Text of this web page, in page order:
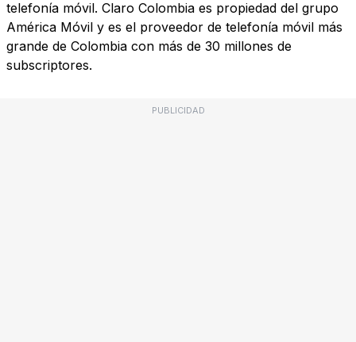
telefonía móvil. Claro Colombia es propiedad del grupo
América Móvil y es el proveedor de telefonía móvil más
grande de Colombia con más de 30 millones de
subscriptores.
PUBLICIDAD